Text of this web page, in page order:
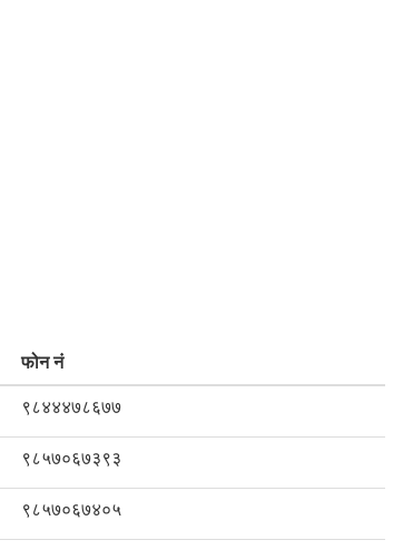
फोन नं
९८४४४७८६७७
९८५७०६७३९३
९८५७०६७४०५